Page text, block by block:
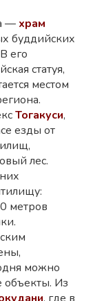
— храм
буддийских
его
статуя,
местом
Тогакуси,
езды от
лес.
метров
можно
объекты. Из